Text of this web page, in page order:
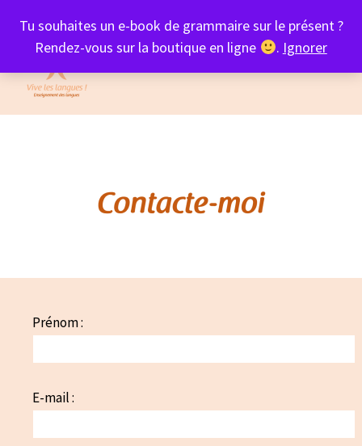
Tu souhaites un e-book de grammaire sur le présent ?
Rendez-vous sur la boutique en ligne
. Ignorer
MENU
Prénom :
E-mail :